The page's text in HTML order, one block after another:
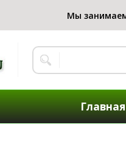
Главная